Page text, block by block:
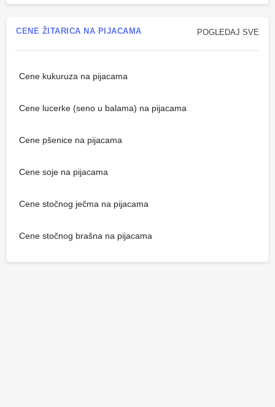
POGLEDAJ SVE
CENE ŽITARICA NA PIJACAMA
Cene kukuruza na pijacama
Cene lucerke (seno u balama) na pijacama
Cene pšenice na pijacama
Cene soje na pijacama
Cene stočnog ječma na pijacama
Cene stočnog brašna na pijacama